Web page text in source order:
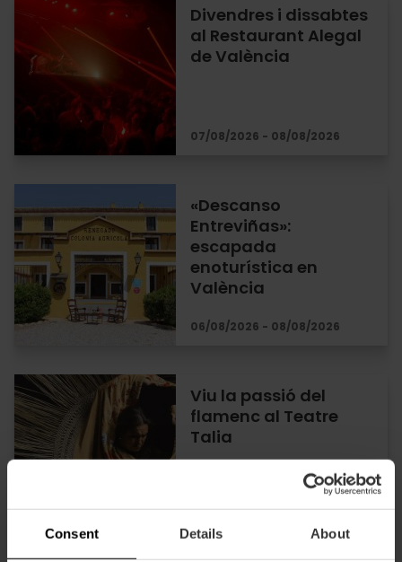
Consent Details About
Divendres i dissabtes
al Restaurant Alegal
de València
07/08/2026 - 08/08/2026
«Descanso
Entreviñas»:
escapada
enoturística en
València
06/08/2026 - 08/08/2026
Viu la passió del
flamenc al Teatre
Talia